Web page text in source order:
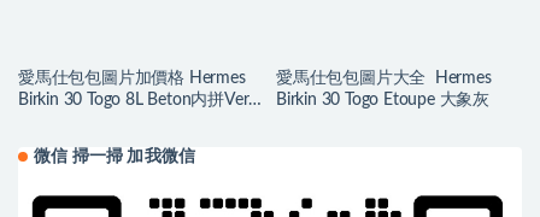
愛馬仕包包圖片加價格 Hermes
Birkin 30 Togo 8L Beton内拼Vert
愛馬仕包包圖片大全 Hermes
Birkin 30 Togo Etoupe 大象灰
微信 掃一掃 加我微信